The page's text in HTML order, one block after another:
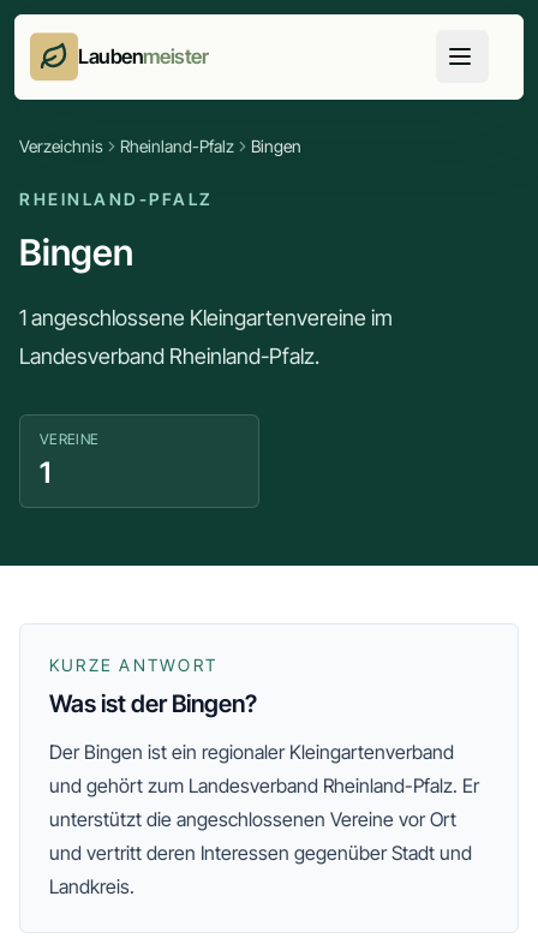
Laubenmeister
Verzeichnis Rheinland-Pfalz Bingen
RHEINLAND-PFALZ
Bingen
1 angeschlossene Kleingartenvereine im
Landesverband Rheinland-Pfalz.
VEREINE
1
KURZE ANTWORT
Was ist der Bingen?
Der Bingen ist ein regionaler Kleingartenverband
und gehört zum Landesverband Rheinland-Pfalz. Er
unterstützt die angeschlossenen Vereine vor Ort
und vertritt deren Interessen gegenüber Stadt und
Landkreis.